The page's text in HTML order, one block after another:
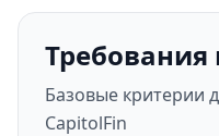
Базовые критерии
CapitolFin